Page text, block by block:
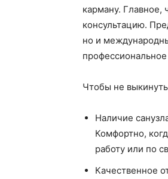
карману.
консультацию.
но и
Чтобы не
Наличие
Комфортно,
работу или по
Качественное